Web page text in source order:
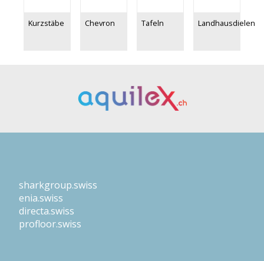
Kurzstäbe Chevron Tafeln Landhausdielen
sharkgroup.swiss
enia.swiss
directa.swiss
profloor.swiss